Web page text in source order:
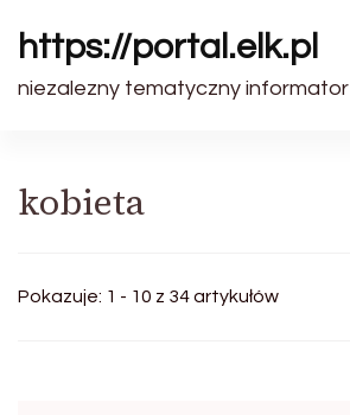
https://portal.elk.pl
niezalezny tematyczny informator
kobieta
Pokazuje: 1 - 10 z 34 artykułów